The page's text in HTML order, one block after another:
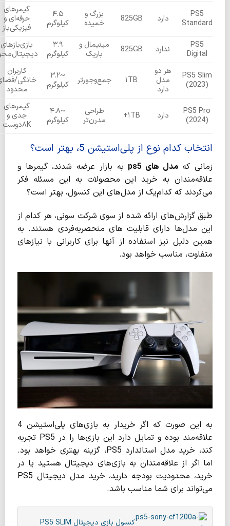
PS5
Standard
دارد 825GB
بزرگ و
خمیده
۴.۵
کیلوگرم
گیمرهای
حرفه‌ای و
فیزیکی‌باز
PS5
Digital
ندارد 825GB
مینیمال و
باریک
۳.۹
کیلوگرم
بازی‌بازهای
PS5 Slim
(2023)
هر دو
مدل
دارد
۱TB جمع‌وجورتر
~۳.۲
کیلوگرم
کاربران
خانگی/
محدود
PS5 Pro
(2024)
دارد ۱TB+
طراحی
مدرن‌تر
~۴.۸
کیلوگرم
گیمرهای
جدی و
۸K‌دوست
انتخاب کدام نوع از پلی‌استیشن 5، بهتر است؟
زمانی کهمدل های ps5 به بازار عرضه شدند، گیمرها و
علاقه‌مندان به خرید این محصولات به این مسئله فکر
می‌کردند که کدام‌یک از مدل‌های این کنسول، بهتر است؟
طبق گزارش‌های ارائه شده از سوی شرکت سونی، هر کدام از
این مدل‌ها دارای قابلیت های منحصربه‌فردی هستند. به
همین دلیل نیز استفاده از آنها برای کاربرانی با نیازهای
متفاوت، مناسب خواهد بود.
به این صورت که اگر خریدار به بازی‌های پلی‌استیشن 4
علاقه‌مند بوده و تمایل دارد این بازی‌ها را در PS5 تجربه
کند، خرید مدل استاندارد PS5، گزینه بهتری خواهد بود.
اما اگر از علاقه‌مندان به بازی‌های دیجیتال هستید یا در
خرید، محدودیت بودجه دارید، خرید مدل دیجیتال PS5
می‌تواند برای شما مناسب باشد.
کنسول بازی دیجیتال PS5 SLIM